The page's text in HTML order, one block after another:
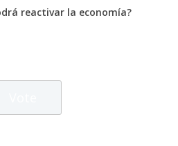
reactivar la economía?